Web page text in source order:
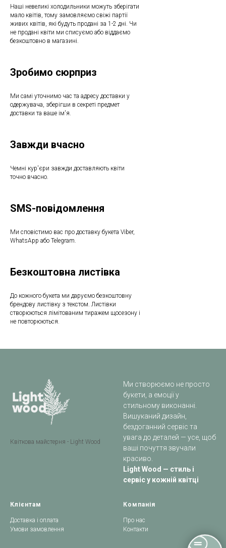
Наші невеликі холодильники можуть зберігати
мало квітів, тому замовляємо свіжі партії
живих квітів, які будуть продані за 1-2 дні. Чи
не продані квіти ми списуємо або віддаємо
безкоштовно в магазині.
Зробимо сюрприз
Ми самі уточнимо час та адресу доставки у
одержувача, зберігши в секреті предмет
доставки та ваше ім'я.
Завжди вчасно
Чемні кур'єри завжди доставляють квіти
точно вчасно.
SMS-повідомлення
Ми сповістимо вас про доставку букета Viber,
WhatsApp або Telegram.
Безкоштовна листівка
До кожного букета ми даруємо безкоштовну
брендову листівку з текстом. Листівки
створюються лімітованим тиражем щосезону і
не повторюються.
Квіткова майстерня - Light Wood
Ми створюємо не просто
букети, а емоції у
стильному виконанні.
Вишуканий дизайн,
бездоганний сервіс та
увага до деталей — усе, щоб
ваші почуття звучали
красиво.
Light Wood — стиль і
сервіс у кожній квітці
Клієнтам
Доставка і оплата
Умови замовлення
Компанія
Про нас
Контакти